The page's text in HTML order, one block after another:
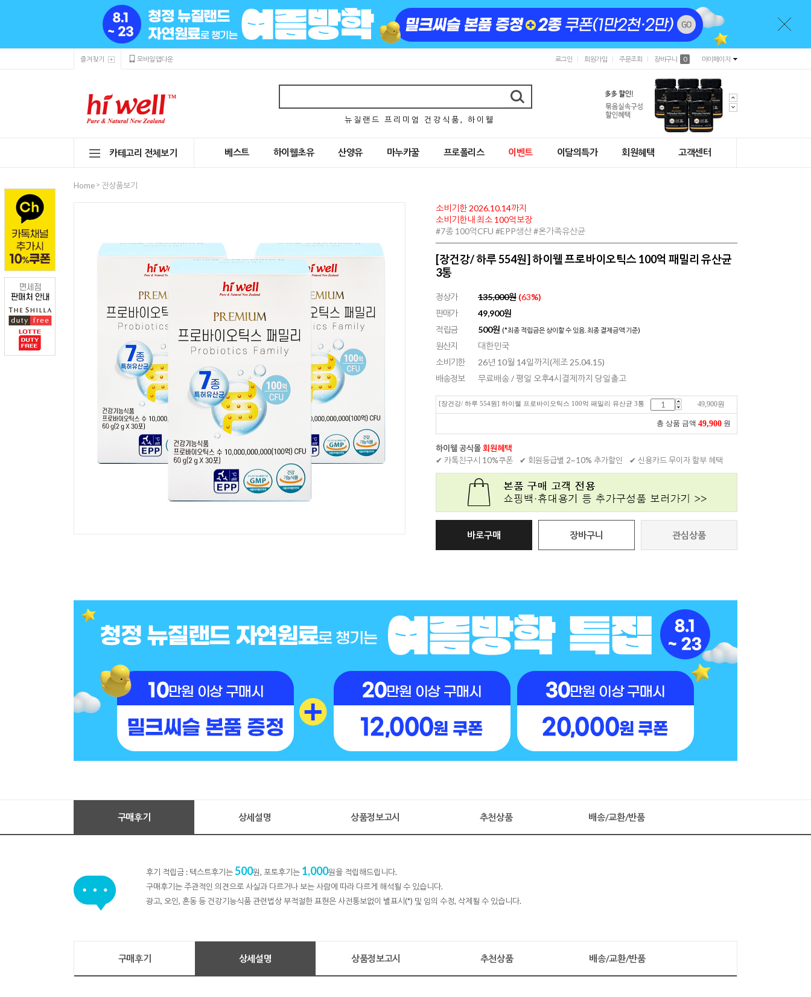
즐겨찾기 모바일앱다운 로그인 회원가입 주문조회 장바구니 0 마이페이지
뉴 질 랜 드 프 리 미 엄 건 강 식 품 , 하 이 웰
카테고리 전체보기 베스트 하이웰초유 산양유 마누카꿀 프로폴리스 이벤트 이달의특가 회원혜택 고객센터
Home > 전상품보기
소비기한 2026.10.14까지
소비기한내 최소 100억보장
#7종 100억CFU #EPP생산 #온가족유산균
[장건강/ 하루 554원] 하이웰 프로바이오틱스 100억 패밀리 유산균
3통
정상가 135,000원 (63%)
판매가
49,900원
적립금
500원 (*최종 적립금은 상이할 수 있음. 최종 결제금액 기준)
원산지
대한민국
소비기한
26년 10월 14일까지(제조 25.04.15)
배송정보
무료배송 / 평일 오후4시결제까지 당일출고
[장건강/ 하루 554원] 하이웰 프로바이오틱스 100억 패밀리 유산균 3통 49,900원
총 상품 금액 49,900 원
하이웰 공식몰회원혜택
✔ 카톡친구시 10%쿠폰
✔ 회원등급별 2~10% 추가할인 ✔ 신용카드 무이자 할부 혜택
바로구매 장바구니 관심상품
구매후기 상세설명 상품정보고시 추천상품 배송/교환/반품
후기 적립금 : 텍스트후기는500원, 포토후기는 1,000원을 적립해드립니다.
구매후기는 주관적인 의견으로 사실과 다르거나 보는 사람에 따라 다르게 해석될 수 있습니다.
광고, 오인, 혼동 등 건강기능식품 관련법상 부적절한 표현은 사전통보없이 별표시(*) 및 임의 수정, 삭제될 수 있습니다.
구매후기 상세설명 상품정보고시 추천상품 배송/교환/반품